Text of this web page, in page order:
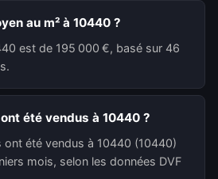
au m² à 10440 ?
est de 195 000 €, basé sur 46
été vendus à 10440 ?
ont été vendus à 10440 (10440)
mois, selon les données DVF